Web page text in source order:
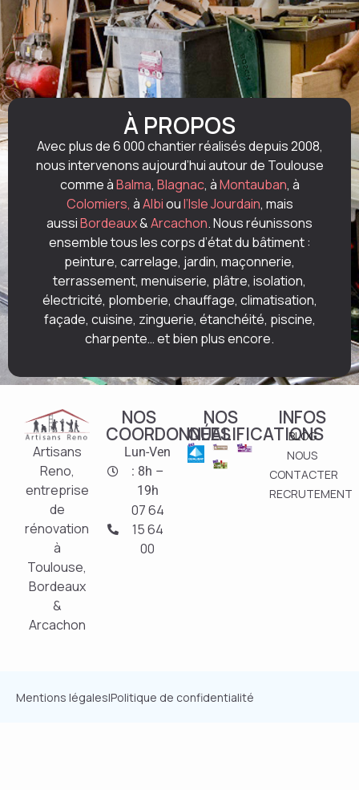
À PROPOS
Avec plus de 6 000 chantier réalisés depuis 2008,
nous intervenons aujourd’hui autour de Toulouse
comme àBalma, Blagnac, àMontauban, à
Colomiers, àAlbioul’Isle Jourdain, mais
aussiBordeaux&Arcachon. Nous réunissons
ensemble tous les corps d’état du bâtiment :
peinture, carrelage, jardin, maçonnerie,
terrassement, menuiserie, plâtre, isolation,
électricité, plomberie, chauffage, climatisation,
façade, cuisine, zinguerie, étanchéité, piscine,
charpente… et bien plus encore.
Artisans
Reno,
entreprise
de
rénovation
à
Toulouse,
Bordeaux
&
Arcachon
NOS
COORDONNÉES
Lun-Ven
: 8h –
19h
07 64
15 64
00
NOS
QUALIFICATIONS
INFOS
BLOG
NOUS
CONTACTER
RECRUTEMENT
Mentions légales|Politique de confidentialité